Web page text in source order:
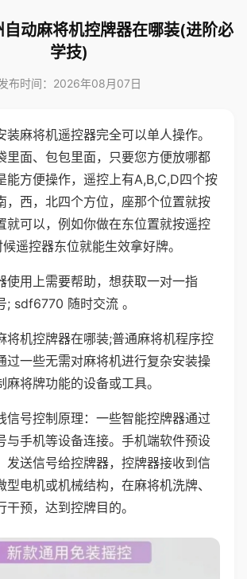
动麻将机控牌器在哪装(进阶必
学技)
布时间：2026年08月07日
装麻将机遥控器完全可以单人操作。
里面、包包里面，只要您方便放哪都
能方便操作，遥控上有A,B,C,D四个按
，西，北四个方位，座那个位置就按
就可以，例如你做在东位置就按遥控
遥控器东位就能生效拿好牌。
使用上需要帮助，想获取一对一指
; sdf6770 随时交流 。
将机控牌器在哪装;普通麻将机程序控
过一些无需对麻将机进行复杂安装操
将牌功能的设备或工具。
信号控制原理：一些智能控牌器通过
与手机等设备连接。手机端软件预设
发送信号给控牌器，控牌器接收到信
型电机或机械结构，在麻将机洗牌、
预，达到控牌目的。